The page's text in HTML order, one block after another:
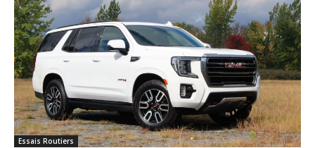
Essais Routiers